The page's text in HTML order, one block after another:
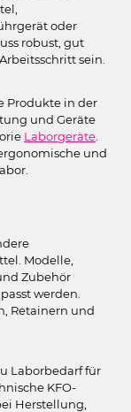
oder
robust, gut
sein.
Produkte in der
und Geräte
Laborgeräte.
und
Modelle,
Zubehör
werden.
Retainern und
Laborbedarf für
KFO-
Herstellung,